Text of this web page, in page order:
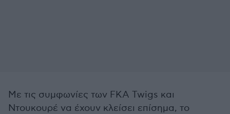
Με τις συμφωνίες των FKA Twigs και
Ντουκουρέ να έχουν κλείσει επίσημα, το